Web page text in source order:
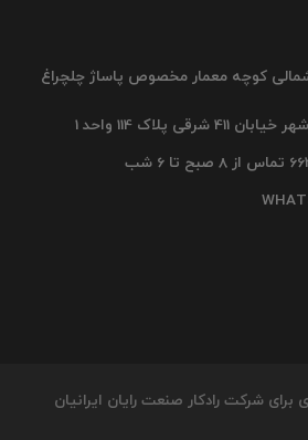
شمالی کوچه معمار مخصوص پاساژ چلچراغ
شرکت رادکار صنعت رایان ایرانیان